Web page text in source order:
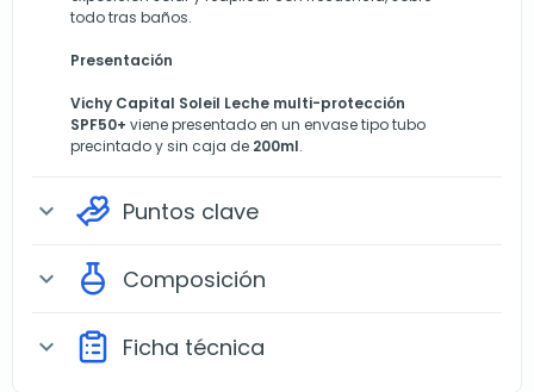
todo tras baños.
Presentación
Vichy Capital Soleil Leche multi-protección
SPF50+ viene presentado en un envase tipo tubo
precintado y sin caja de 200ml.
expand_more Puntos clave
expand_more Composición
expand_more Ficha técnica